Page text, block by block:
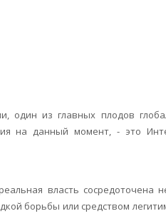
один из главных плодов
на данный момент, - это
власть сосредоточена
борьбы или средством